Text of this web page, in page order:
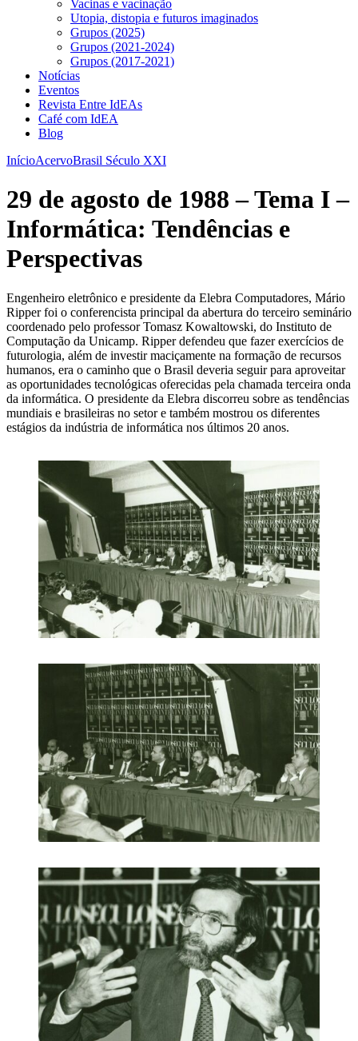
Vacinas e vacinação
Utopia, distopia e futuros imaginados
Grupos (2025)
Grupos (2021-2024)
Grupos (2017-2021)
Notícias
Eventos
Revista Entre IdEAs
Café com IdEA
Blog
InícioAcervoBrasil Século XXI
29 de agosto de 1988 – Tema I –
Informática: Tendências e
Perspectivas
Engenheiro eletrônico e presidente da Elebra Computadores, Mário
Ripper foi o conferencista principal da abertura do terceiro seminário
coordenado pelo professor Tomasz Kowaltowski, do Instituto de
Computação da Unicamp. Ripper defendeu que fazer exercícios de
futurologia, além de investir maciçamente na formação de recursos
humanos, era o caminho que o Brasil deveria seguir para aproveitar
as oportunidades tecnológicas oferecidas pela chamada terceira onda
da informática. O presidente da Elebra discorreu sobre as tendências
mundiais e brasileiras no setor e também mostrou os diferentes
estágios da indústria de informática nos últimos 20 anos.